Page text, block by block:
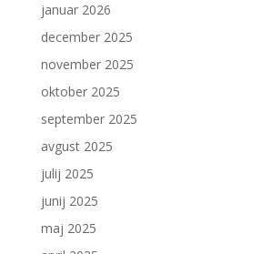
januar 2026
december 2025
november 2025
oktober 2025
september 2025
avgust 2025
julij 2025
junij 2025
maj 2025